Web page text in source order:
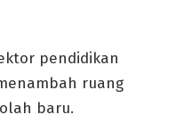
pendidikan
ruang
baru.